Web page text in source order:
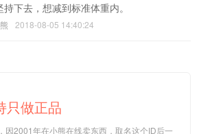
持下去，想减到标准体重内。
2018-08-05 14:40:24
只做正品
因2001年在小熊在线卖东西，取名这个ID后一